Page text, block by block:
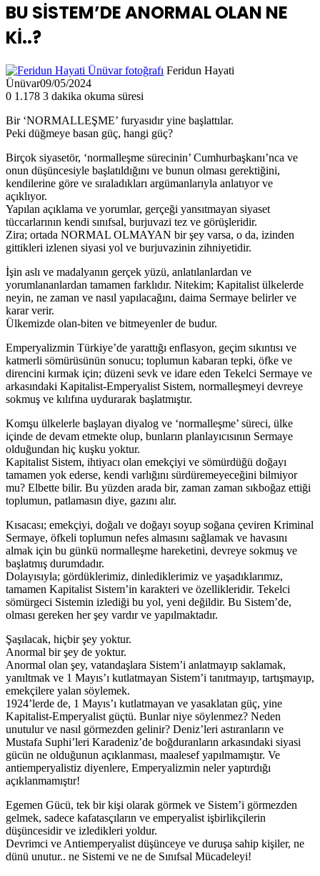
BU SİSTEM’DE ANORMAL OLAN NE
Kİ..?
Feridun Hayati
Ünüvar09/05/2024
0 1.178 3 dakika okuma süresi
Bir ‘NORMALLEŞME’ furyasıdır yine başlattılar.
Peki düğmeye basan güç, hangi güç?
Birçok siyasetör, ‘normalleşme sürecinin’ Cumhurbaşkanı’nca ve
onun düşüncesiyle başlatıldığını ve bunun olması gerektiğini,
kendilerine göre ve sıraladıkları argümanlarıyla anlatıyor ve
açıklıyor.
Yapılan açıklama ve yorumlar, gerçeği yansıtmayan siyaset
tüccarlarının kendi sınıfsal, burjuvazi tez ve görüşleridir.
Zira; ortada NORMAL OLMAYAN bir şey varsa, o da, izinden
gittikleri izlenen siyasi yol ve burjuvazinin zihniyetidir.
İşin aslı ve madalyanın gerçek yüzü, anlatılanlardan ve
yorumlananlardan tamamen farklıdır. Nitekim; Kapitalist ülkelerde
neyin, ne zaman ve nasıl yapılacağını, daima Sermaye belirler ve
karar verir.
Ülkemizde olan-biten ve bitmeyenler de budur.
Emperyalizmin Türkiye’de yarattığı enflasyon, geçim sıkıntısı ve
katmerli sömürüsünün sonucu; toplumun kabaran tepki, öfke ve
direncini kırmak için; düzeni sevk ve idare eden Tekelci Sermaye ve
arkasındaki Kapitalist-Emperyalist Sistem, normalleşmeyi devreye
sokmuş ve kılıfına uydurarak başlatmıştır.
Komşu ülkelerle başlayan diyalog ve ‘normalleşme’ süreci, ülke
içinde de devam etmekte olup, bunların planlayıcısının Sermaye
olduğundan hiç kuşku yoktur.
Kapitalist Sistem, ihtiyacı olan emekçiyi ve sömürdüğü doğayı
tamamen yok ederse, kendi varlığını sürdüremeyeceğini bilmiyor
mu? Elbette bilir. Bu yüzden arada bir, zaman zaman sıkboğaz ettiği
toplumun, patlamasın diye, gazını alır.
Kısacası; emekçiyi, doğalı ve doğayı soyup soğana çeviren Kriminal
Sermaye, öfkeli toplumun nefes almasını sağlamak ve havasını
almak için bu günkü normalleşme hareketini, devreye sokmuş ve
başlatmış durumdadır.
Dolayısıyla; gördüklerimiz, dinlediklerimiz ve yaşadıklarımız,
tamamen Kapitalist Sistem’in karakteri ve özellikleridir. Tekelci
sömürgeci Sistemin izlediği bu yol, yeni değildir. Bu Sistem’de,
olması gereken her şey vardır ve yapılmaktadır.
Şaşılacak, hiçbir şey yoktur.
Anormal bir şey de yoktur.
Anormal olan şey, vatandaşlara Sistem’i anlatmayıp saklamak,
yanıltmak ve 1 Mayıs’ı kutlatmayan Sistem’i tanıtmayıp, tartışmayıp,
emekçilere yalan söylemek.
1924’lerde de, 1 Mayıs’ı kutlatmayan ve yasaklatan güç, yine
Kapitalist-Emperyalist güçtü. Bunlar niye söylenmez? Neden
unutulur ve nasıl görmezden gelinir? Deniz’leri astıranların ve
Mustafa Suphi’leri Karadeniz’de boğduranların arkasındaki siyasi
gücün ne olduğunun açıklanması, maalesef yapılmamıştır. Ve
antiemperyalistiz diyenlere, Emperyalizmin neler yaptırdığı
açıklanmamıştır!
Egemen Gücü, tek bir kişi olarak görmek ve Sistem’i görmezden
gelmek, sadece kafatasçıların ve emperyalist işbirlikçilerin
düşüncesidir ve izledikleri yoldur.
Devrimci ve Antiemperyalist düşünceye ve duruşa sahip kişiler, ne
dünü unutur.. ne Sistemi ve ne de Sınıfsal Mücadeleyi!